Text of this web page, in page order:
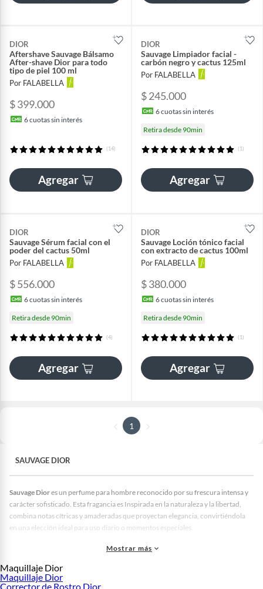
DIOR
Aftershave Sauvage Bálsamo
After-shave Dior para todo
tipo de piel 100 ml
Por FALABELLA
$ 399.000
6cuotas sin interés
(14)
Agregar
DIOR
Sauvage Limpiador facial -
carbón negro y cactus 125ml
Por FALABELLA
$ 245.000
6cuotas sin interés
Retira desde 90min
(1)
Agregar
DIOR
Sauvage Sérum facial con el
poder del cactus 50ml
Por FALABELLA
$ 556.000
6cuotas sin interés
Retira desde 90min
(4)
Agregar
DIOR
Sauvage Loción tónico facial
con extracto de cactus 100ml
Por FALABELLA
$ 380.000
6cuotas sin interés
Retira desde 90min
(1)
Agregar
1
SAUVAGE DIOR
Sauvage Diores un perfume para hombre reconocido por su frescura intensa y
carácter sofisticado. Esta fragancia es Inspirada en la naturaleza y la libertad,
combina notas cítricas y amaderadas que proyectan elegancia, convirtiéndola
en una elección ideal para uso diario o momentos especiales.
En falabella.com puedes comprar Sauvage Dior
y despacho seguro para que adquieras un perfume icónico de alta calidad.
¿Qué tipo de aroma tiene el Sauvage Dior?
Mostrar más
Maquillaje Dior
Maquillaje Dior
Corrector de Rostro Dior